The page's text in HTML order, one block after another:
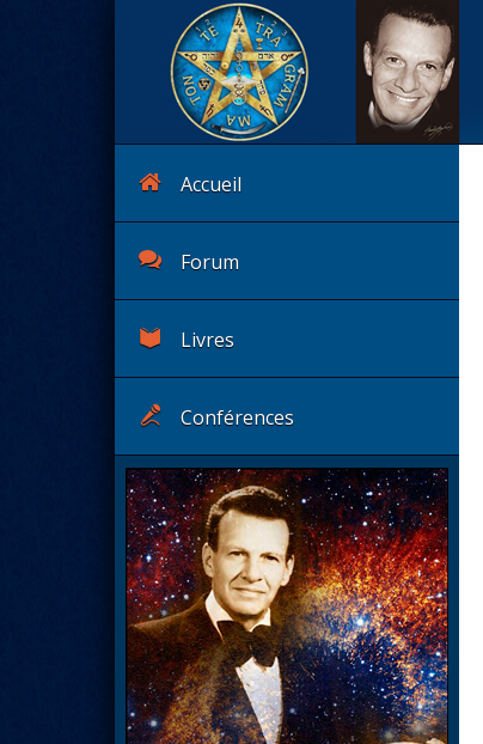
Accueil
Forum
Livres
Conférences